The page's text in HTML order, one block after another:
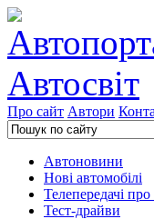
Про сайт Автори
Автоновини
Нові автомобілі
Телепередачі про
Тест-драйви